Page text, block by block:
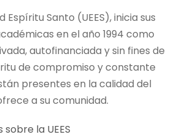
Espíritu Santo (UEES), inicia sus
en el año 1994 como
autofinanciada y sin fines de
de compromiso y constante
presentes en la calidad del
a su comunidad.
la UEES